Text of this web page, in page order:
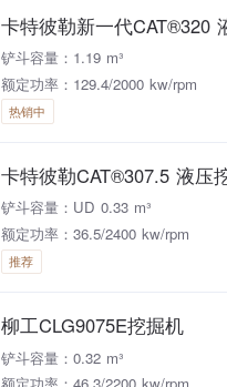
卡特彼勒新一代CAT®320
铲斗容量：1.19 m³
额定功率：129.4/2000 kw/rpm
热销中
卡特彼勒CAT®307.5 液压
铲斗容量：UD 0.33 m³
额定功率：36.5/2400 kw/rpm
推荐
柳工CLG9075E挖掘机
铲斗容量：0.32 m³